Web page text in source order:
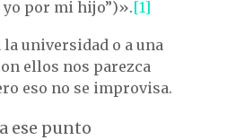
yo por mi hijo”)».[1]
la universidad o a una
ellos nos parezca
eso no se improvisa.
ese punto